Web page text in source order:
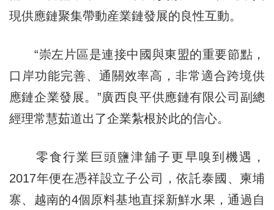
現供應鏈聚集帶動産業鏈發展的良性互動。
“崇左片區是連接中國與東盟的重要節點，
口岸功能完善、通關效率高，非常適合跨境供
應鏈企業發展。”廣西良平供應鏈有限公司副總
經理常慧茹道出了企業紮根於此的信心。
零食行業巨頭鹽津舖子更早嗅到機遇，
2017年便在憑祥設立子公司，依託泰國、柬埔
寨、越南的4個原料基地直採新鮮水果，通過自